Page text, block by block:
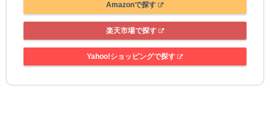
Amazonで探す
楽天市場で探す
Yahoo!ショッピングで探す